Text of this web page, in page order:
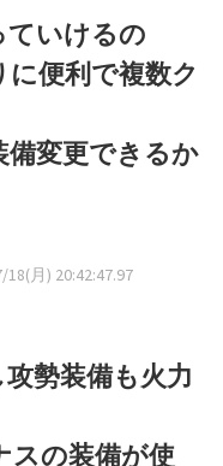
ていけるの
便利で複数ク
変更できるか
18(月) 20:42:47.97
勢装備も火力
スの装備が使